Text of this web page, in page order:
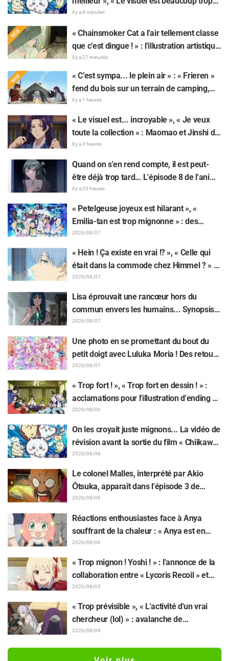
beau » : des réactions enthousiastes alors
the Mermaid Island » sort aujourd'hui, le
24 juillet
il y a 8 minutes
« Chainsmoker Cat a l'air tellement classe
que c’est dingue ! » : l'illustration artistique
de « Chainsmoker Cat » par l'auteur de «
Blue Period » fait dire aux fans : « On dirait
qu'elle pourrait être à Geidai »
il y a 27 minutes
« C’est sympa... le plein air » : « Frieren »
fend du bois sur un terrain de camping,
cet univers surréaliste fait réagir : « Sa vie
est bien remplie tous les jours »
il y a 1 heures
« Le visuel est... incroyable », « Je veux
toute la collection » : Maomao et Jinshi de
« Les Carnets de l’Apothicaire : Le Film »
immortalisés sous forme de figurines
élaborées en tenue du film
il y a 3 heures
Quand on s'en rend compte, il est peut-
être déjà trop tard… L'épisode 8 de l'anime
« BanG Dream! Yume∞Mita » dévoile son
synopsis et ses premières images !
il y a 20 heures
« Petelgeuse joyeux est hilarant », «
Emilia-tan est trop mignonne » : des
réactions enthousiastes après la
révélation du visuel de l'événement des 10
ans de l'anime « Re:Zero - Starting Life in
2026/08/07
« Hein ! Ça existe en vrai !? », « Celle qui
était dans la commode chez Himmel ? » :
l’exposition de la « corne du Dragon Noir »
apparue dans l’épisode 1 de « Frieren »
laisse les fans stupéfaits
2026/08/07
Lisa éprouvait une rancœur hors du
commun envers les humains... Synopsis
et premières images de l'épisode 6 de
2026/08/07
Une photo en se promettant du bout du
petit doigt avec Luluka Moria ! Des retours
sur le compte rendu de la comédienne de
doublage Nao Tōyama après avoir assisté
au Dream Stage de « Star Detective
Precure! » : « C’est le W Arcana »
2026/08/07
« Trop fort ! », « Trop fort en dessin ! » :
acclamations pour l'illustration d'ending du
13e épisode dessinée par Asaki Yuikawa,
la comédienne doublant le protagoniste
de « The Elusive Samurai »
2026/08/06
On les croyait juste mignons... La vidéo de
révision avant la sortie du film « Chiikawa
» suscite des réactions surprises face au
décalage : « C'est plus sévère qu'imaginé
», « Ça ne parle que de travail »
2026/08/06
Le colonel Malles, interprété par Akio
Ōtsuka, apparaît dans l'épisode 3 de
l'anime TV « The Ghost in the Shell » !
Commentaire du comédien et carte de fin
2026/08/06
Réactions enthousiastes face à Anya
souffrant de la chaleur : « Anya est en
train de fondre » sur l'illustration
d'annonce de « SPY x FAMILY »
2026/08/06
« Trop mignon ! Yoshi ! » : l'annonce de la
collaboration entre « Lycoris Recoil » et
Kumamine, créateur du « Chat au travail »,
suscite une pluie de « Yoshi ! »
2026/08/05
« Trop prévisible », « L'activité d'un vrai
chercheur (lol) » : avalanche de
moqueries affectueuses face à la peluche
d'une exposition de « Frieren »
2026/08/04